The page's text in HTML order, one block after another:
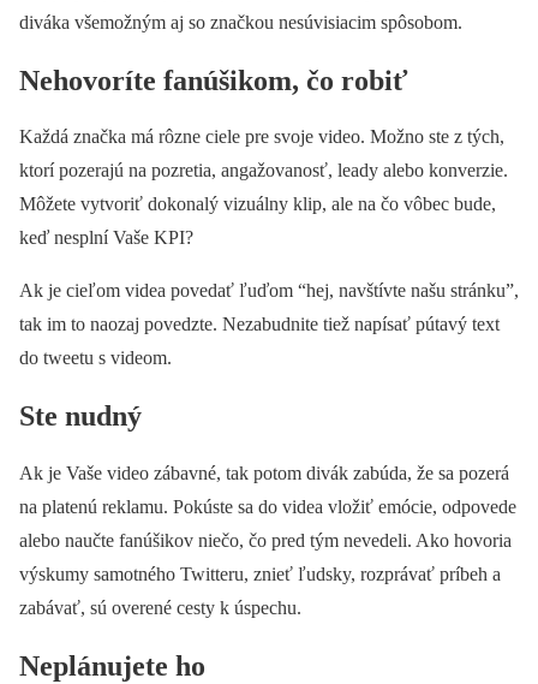
diváka všemožným aj so značkou nesúvisiacim spôsobom.
Nehovoríte fanúšikom, čo robiť
Každá značka má rôzne ciele pre svoje video. Možno ste z tých,
ktorí pozerajú na pozretia, angažovanosť, leady alebo konverzie.
Môžete vytvoriť dokonalý vizuálny klip, ale na čo vôbec bude,
keď nesplní Vaše KPI?
Ak je cieľom videa povedať ľuďom “hej, navštívte našu stránku”,
tak im to naozaj povedzte. Nezabudnite tiež napísať pútavý text
do tweetu s videom.
Ste nudný
Ak je Vaše video zábavné, tak potom divák zabúda, že sa pozerá
na platenú reklamu. Pokúste sa do videa vložiť emócie, odpovede
alebo naučte fanúšikov niečo, čo pred tým nevedeli. Ako hovoria
výskumy samotného Twitteru, znieť ľudsky, rozprávať príbeh a
zabávať, sú overené cesty k úspechu.
Neplánujete ho